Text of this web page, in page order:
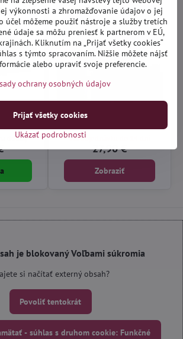
2016 -
dotaz)
Audi A5 2007-2016 - textilné
Na objednávku do 14 dní
27,90 €
Zobraziť
je blokovaný Voľbami súkromia
si načítať externý obsah?
Povoliť tentokrát
- súhlas s druhom cookie: Funkčné
výkonnosti a zhromažďovanie údajov o jej
účel môžeme použiť nástroje a služby tretích
údaje sa môžu preniesť k partnerom v EÚ,
Kliknutím na „Prijať všetky cookies“
s týmto spracovaním. Nižšie môžete nájsť
alebo upraviť svoje preferencie.
ochrany osobných údajov
Ukázať podrobnosti
Prijať všetky cookies